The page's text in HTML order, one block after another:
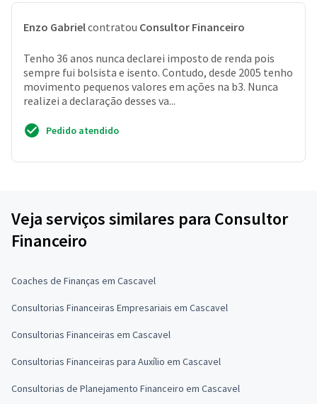
Enzo Gabrielcontratou Consultor Financeiro
Tenho 36 anos nunca declarei imposto de renda pois
sempre fui bolsista e isento. Contudo, desde 2005 tenho
movimento pequenos valores em ações na b3. Nunca
realizei a declaração desses va...
Pedido atendido
Veja serviços similares para Consultor
Financeiro
Coaches de Finanças em Cascavel
Consultorias Financeiras Empresariais em Cascavel
Consultorias Financeiras em Cascavel
Consultorias Financeiras para Auxílio em Cascavel
Consultorias de Planejamento Financeiro em Cascavel